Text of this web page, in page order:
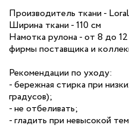
Производитель ткани -
Ширина ткани - 110 см
Намотка рулона - от 8 до
фирмы поставщика и
Рекомендации по уходу:
- бережная стирка при
градусов);
- не отбеливать;
- гладить при невысокой